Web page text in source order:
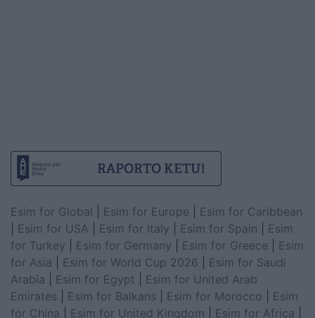
Esim for Global Esim for Europe
Esim for Caribbean
Esim for USA Esim for Italy Esim for Spain
Esim
for Turkey
Esim for Germany Esim for Greece
Esim
for Asia
Esim for World Cup 2026
Esim for Saudi
Arabia
Esim for Egypt
Esim for United Arab
Emirates
Esim for Balkans Esim for Morocco
Esim
for China
Esim for United Kingdom Esim for Africa